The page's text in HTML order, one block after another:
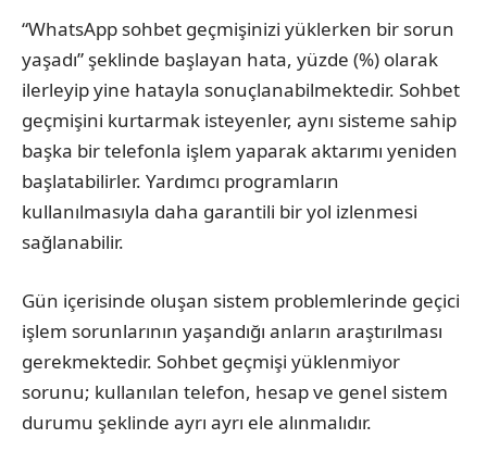
“WhatsApp sohbet geçmişinizi yüklerken bir sorun
yaşadı” şeklinde başlayan hata, yüzde (%) olarak
ilerleyip yine hatayla sonuçlanabilmektedir. Sohbet
geçmişini kurtarmak isteyenler, aynı sisteme sahip
başka bir telefonla işlem yaparak aktarımı yeniden
başlatabilirler. Yardımcı programların
kullanılmasıyla daha garantili bir yol izlenmesi
sağlanabilir.
Gün içerisinde oluşan sistem problemlerinde geçici
işlem sorunlarının yaşandığı anların araştırılması
gerekmektedir. Sohbet geçmişi yüklenmiyor
sorunu; kullanılan telefon, hesap ve genel sistem
durumu şeklinde ayrı ayrı ele alınmalıdır.